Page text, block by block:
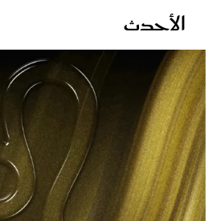
الأحدث
غلاف رقمي